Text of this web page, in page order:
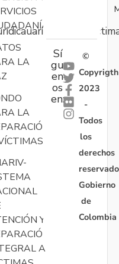
LA
LA
Y
A
Sí
gu
en
os
en:
©
Copyrigth
2023
-
Todos
los
derechos
Gobierno
de
Colombia